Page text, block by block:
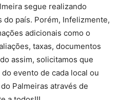
segue realizando
país. Porém, Infelizmente,
adicionais como o
taxas, documentos
assim, solicitamos que
evento de cada local ou
Palmeiras através de